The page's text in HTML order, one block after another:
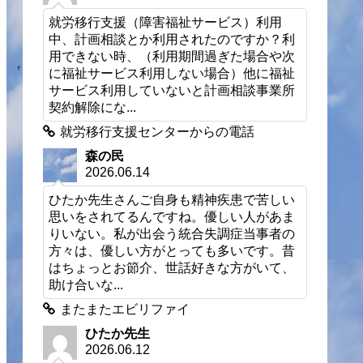
就労移行支援（障害福祉サービス）利用
中、計画相談とか利用されたのですか？利
用できない時、（利用期間過ぎた場合や次
に福祉サービス利用しない場合）他に福祉
サービス利用していないと計画相談事業所
契約解除にな...
就労移行支援センターからの電話
森の民
2026.06.14
ひたか先生さんご自身も精神疾患で苦しい
思いをされてるんですね。優しい人があま
りいない。私が出会う統合失調症当事者の
方々は、優しい方がとっても多いです。昔
はちょっとお節介、世話好きな方がいて、
助け合いな...
またまたエビリファイ
ひたか先生
2026.06.12